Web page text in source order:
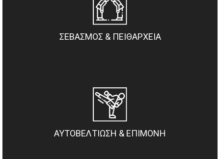
ΣΕΒΑΣΜΟΣ & ΠΕΙΘΑΡΧΕΙΑ
ΑΥΤΟΒΕΛΤΙΩΣΗ & ΕΠΙΜΟΝΗ